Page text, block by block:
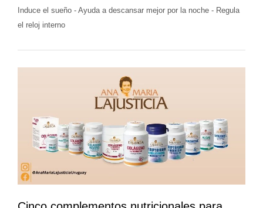
Induce el sueño - Ayuda a descansar mejor por la noche - Regula
el reloj interno